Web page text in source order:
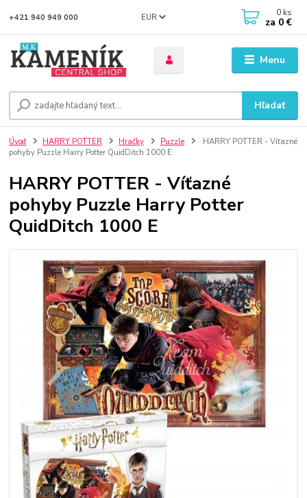
Menu
EUR
Hľadať
+421 940 949 000 0 ks
za 0 €
Úvod HARRY POTTER Hračky Puzzle
HARRY POTTER - Víťazné
pohyby Puzzle Harry Potter QuidDitch 1000 E
HARRY POTTER - Víťazné
pohyby Puzzle Harry Potter
QuidDitch 1000 E